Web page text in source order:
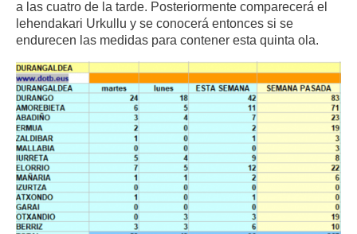
a las cuatro de la tarde. Posteriormente comparecerá el
lehendakari Urkullu y se conocerá entonces si se
endurecen las medidas para contener esta quinta ola.